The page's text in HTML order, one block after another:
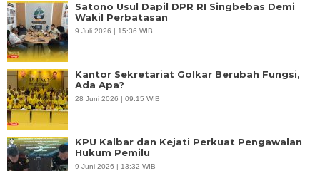
Satono Usul Dapil DPR RI Singbebas Demi
Wakil Perbatasan
9 Juli 2026 | 15:36 WIB
Kantor Sekretariat Golkar Berubah Fungsi,
Ada Apa?
28 Juni 2026 | 09:15 WIB
KPU Kalbar dan Kejati Perkuat Pengawalan
Hukum Pemilu
9 Juni 2026 | 13:32 WIB